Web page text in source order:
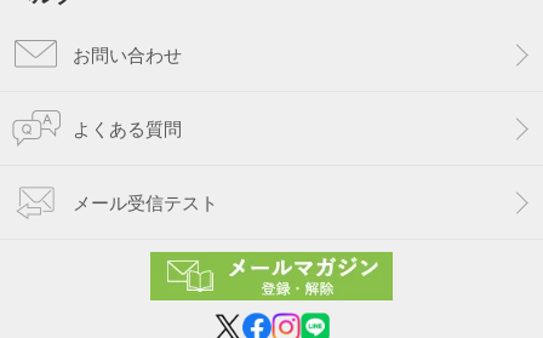
お問い合わせ
よくある質問
メール受信テスト